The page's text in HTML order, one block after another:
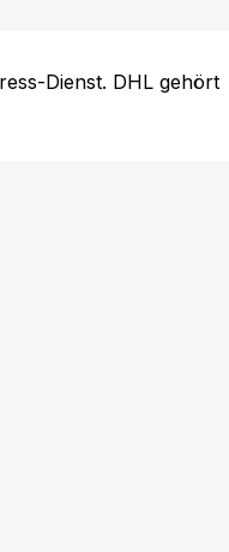
Dienst. DHL gehört